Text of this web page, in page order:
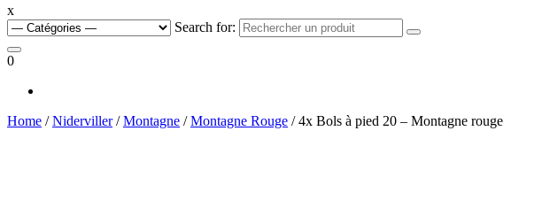
x
Search for:
0
Home /Niderviller/Montagne /Montagne Rouge / 4x Bols à pied 20 – Montagne rouge